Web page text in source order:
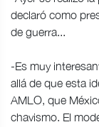
declaró como
de guerra...
-Es muy
allá de que esta
AMLO, que
chavismo. El